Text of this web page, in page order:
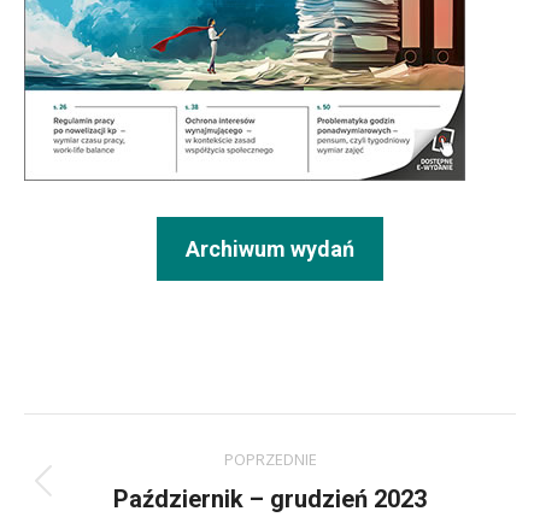
Archiwum wydań
navigation
POPRZEDNIE
Previous
Październik – grudzień 2023